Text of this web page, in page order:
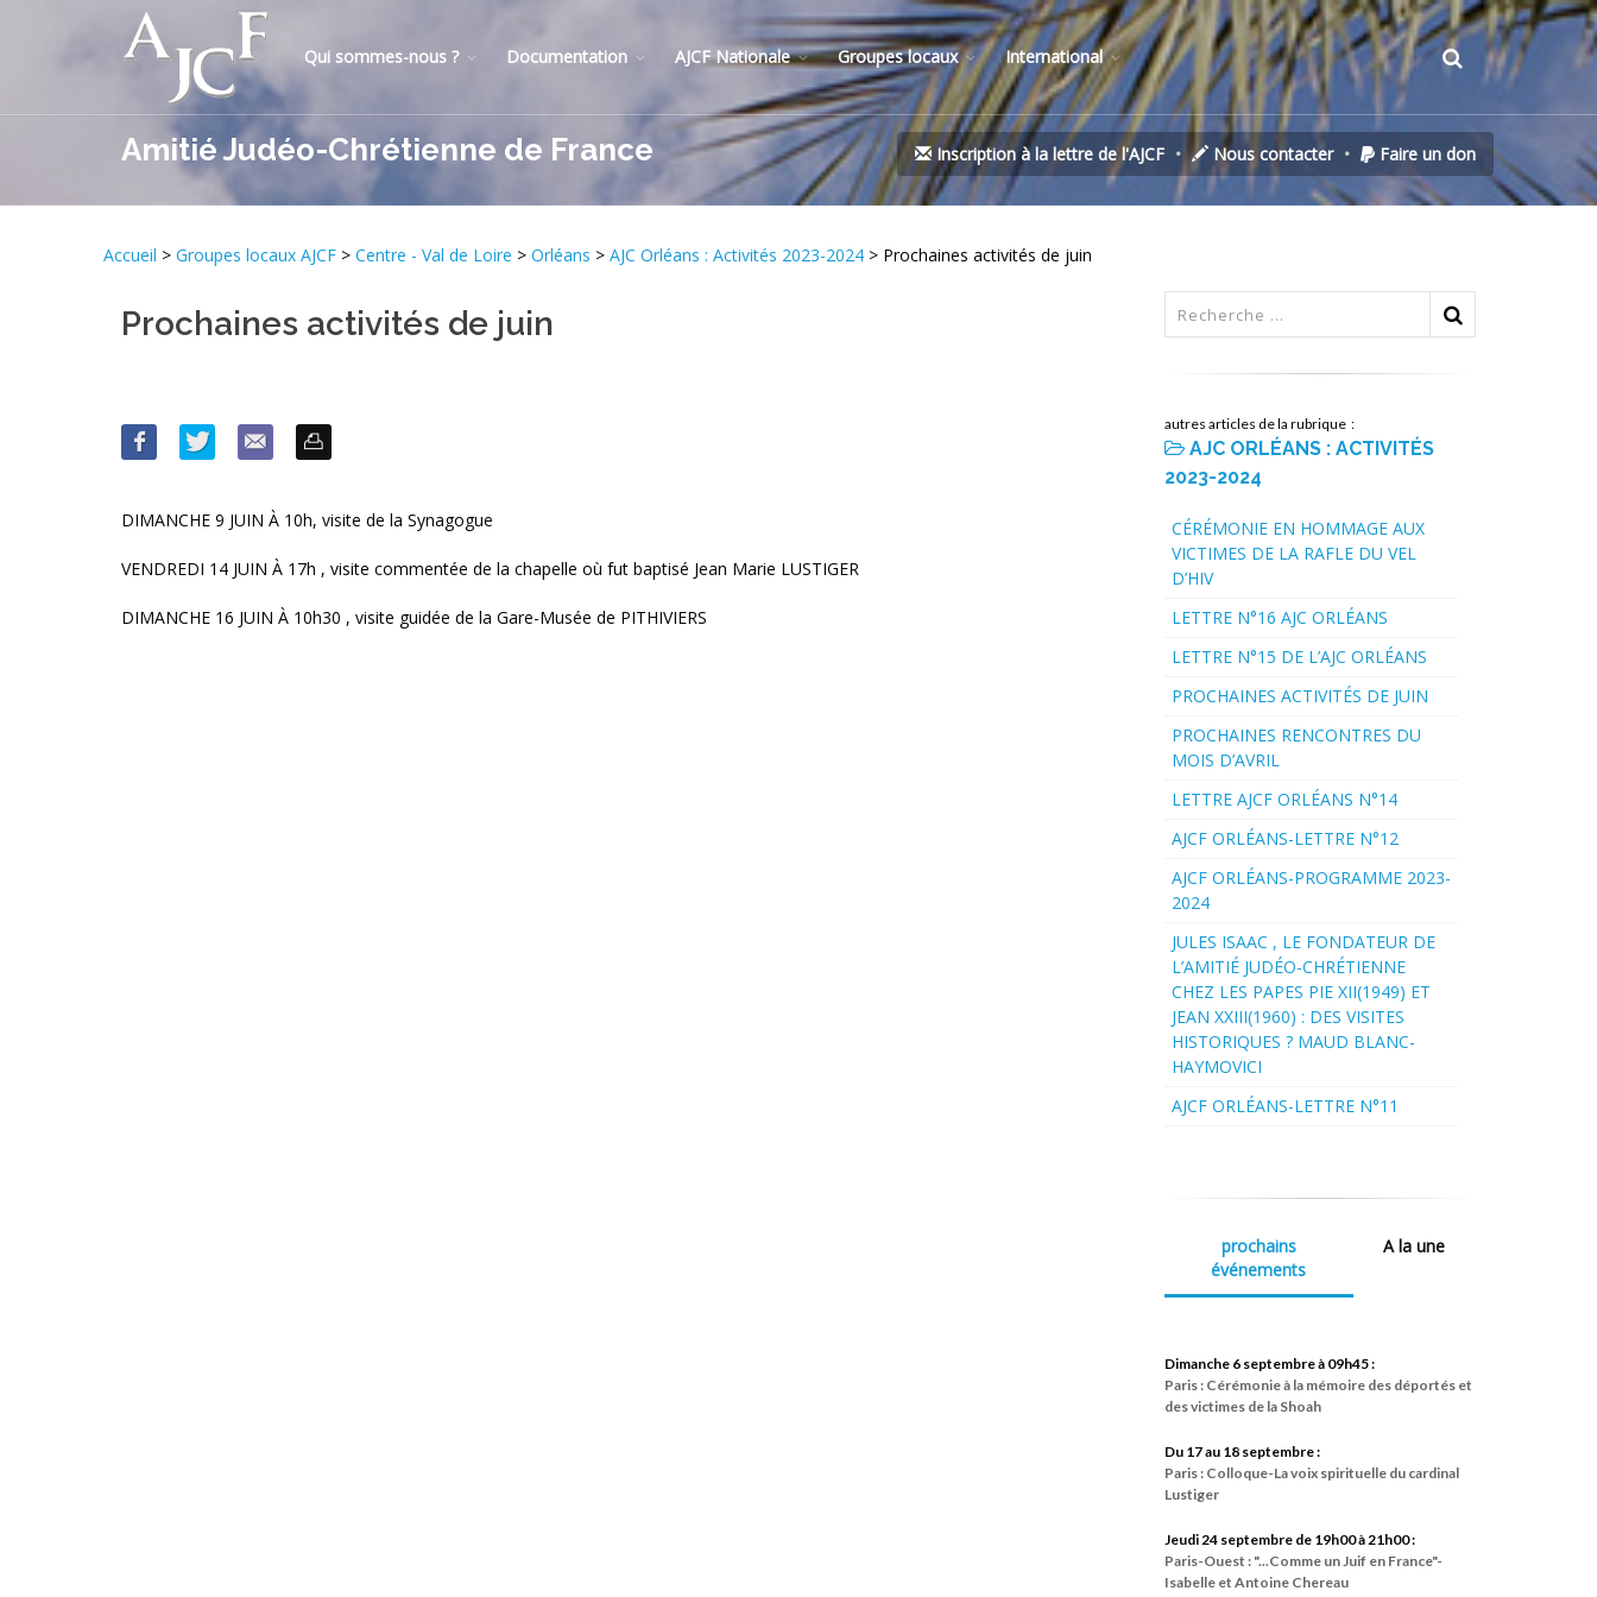
Qui sommes-nous ? Documentation AJCF Nationale Groupes locaux International
Amitié Judéo-Chrétienne de France Inscription à la lettre de l'AJCF Nous contacter Faire un don
Accueil > Groupes locaux AJCF > Centre - Val de Loire > Orléans > AJC Orléans : Activités 2023-2024 > Prochaines activités de juin
Prochaines activités de juin
DIMANCHE 9 JUIN À 10h, visite de la Synagogue
VENDREDI 14 JUIN À 17h , visite commentée de la chapelle où fut baptisé Jean Marie LUSTIGER
DIMANCHE 16 JUIN À 10h30 , visite guidée de la Gare-Musée de PITHIVIERS
autres articles de la rubrique :
AJC ORLÉANS : ACTIVITÉS
2023-2024
CÉRÉMONIE EN HOMMAGE AUX
VICTIMES DE LA RAFLE DU VEL
D’HIV
LETTRE N°16 AJC ORLÉANS
LETTRE N°15 DE L’AJC ORLÉANS
PROCHAINES ACTIVITÉS DE JUIN
PROCHAINES RENCONTRES DU
MOIS D’AVRIL
LETTRE AJCF ORLÉANS N°14
AJCF ORLÉANS-LETTRE N°12
AJCF ORLÉANS-PROGRAMME 2023-
2024
JULES ISAAC , LE FONDATEUR DE
L’AMITIÉ JUDÉO-CHRÉTIENNE
CHEZ LES PAPES PIE XII(1949) ET
JEAN XXIII(1960) : DES VISITES
HISTORIQUES ? MAUD BLANC-
HAYMOVICI
AJCF ORLÉANS-LETTRE N°11
prochains
événements
A la une
Dimanche 6 septembre à 09h45 :
Paris : Cérémonie à la mémoire des déportés et
des victimes de la Shoah
Du 17 au 18 septembre :
Paris : Colloque-La voix spirituelle du cardinal
Lustiger
Jeudi 24 septembre de 19h00 à 21h00 :
Paris-Ouest : "...Comme un Juif en France"-
Isabelle et Antoine Chereau